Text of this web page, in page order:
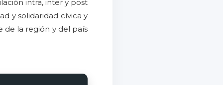
intra, inter y post
y solidaridad cívica y
de la región y del país